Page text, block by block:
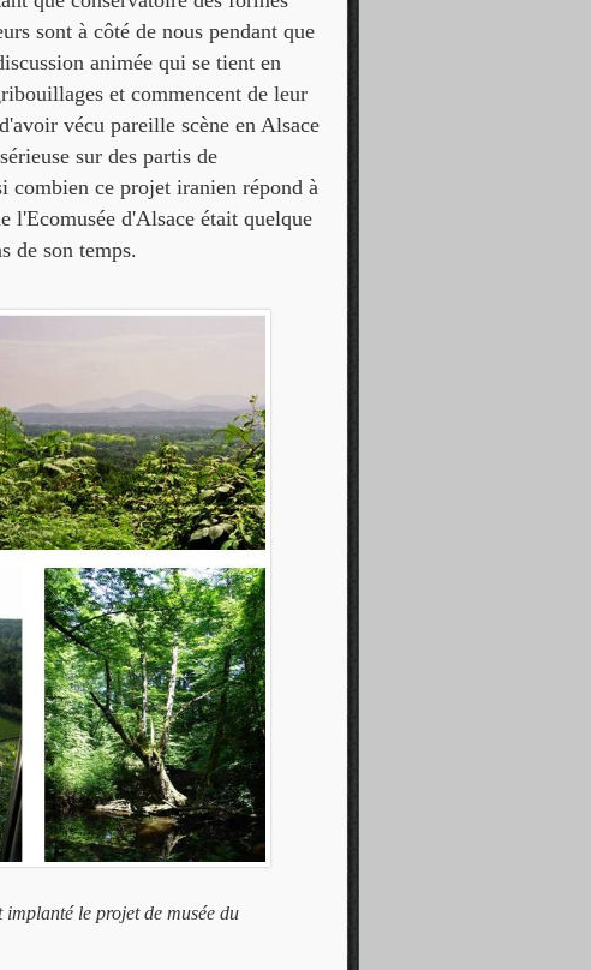
sont à côté de nous pendant que
animée qui se tient en
et commencent de leur
vécu pareille scène en Alsace
sur des partis de
combien ce projet iranien répond à
l'Ecomusée d'Alsace était quelque
de son temps.
le projet de musée du